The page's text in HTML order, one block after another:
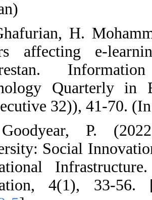
15. Ghafurian,
factors
Technology
(consecutive
16.
University:
Educational
Education,